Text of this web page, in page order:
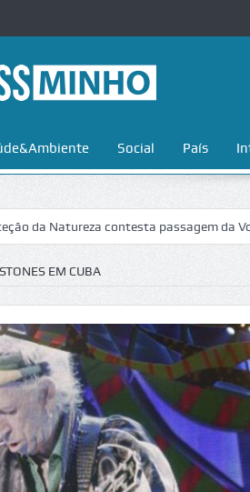
Social País
contesta passagem da Volta a
EM CUBA